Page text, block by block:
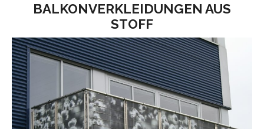
BALKONVERKLEIDUNGEN AUS
STOFF